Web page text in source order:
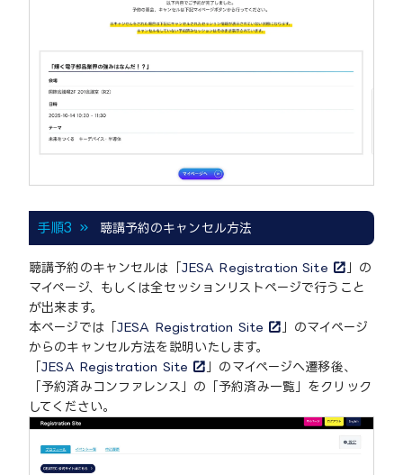
手順3 聴講予約のキャンセル方法
聴講予約のキャンセルは「JESA Registration Site
」の
マイページ、もしくは全セッションリストページで行うこと
が出来ます。
本ページでは「JESA Registration Site
」のマイページ
からのキャンセル方法を説明いたします。
「JESA Registration Site
」のマイページへ遷移後、
「予約済みコンファレンス」の「予約済み一覧」をクリック
してください。